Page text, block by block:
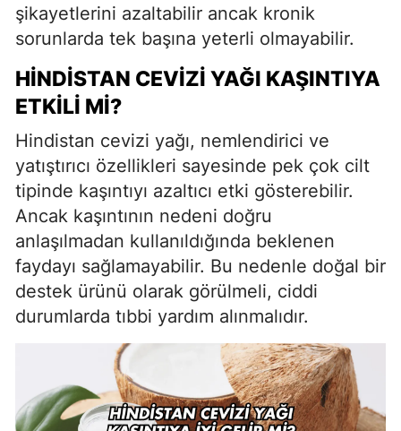
şikayetlerini azaltabilir ancak kronik
sorunlarda tek başına yeterli olmayabilir.
HINDISTAN CEVIZI YAĞI KAŞINTIYA
ETKILI MI?
Hindistan cevizi yağı, nemlendirici ve
yatıştırıcı özellikleri sayesinde pek çok cilt
tipinde kaşıntıyı azaltıcı etki gösterebilir.
Ancak kaşıntının nedeni doğru
anlaşılmadan kullanıldığında beklenen
faydayı sağlamayabilir. Bu nedenle doğal bir
destek ürünü olarak görülmeli, ciddi
durumlarda tıbbi yardım alınmalıdır.